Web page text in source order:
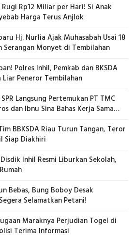
Rp12 Miliar per Hari! Si Anak
Harga Terus Anjlok
Hj. Nurlia Ajak Muhasabah Usai 18
Warga Jadi Korban Serangan Monyet di Tembilahan
Polres Inhil, Pemkab dan BKSDA
Peneror Tembilahan
Langsung Pertemukan PT TMC
dan Ibnu Sina Bahas Kerja Sama
BBKSDA Riau Turun Tangan, Teror
Siap Diakhiri
Inhil Resmi Liburkan Sekolah,
Bebas, Bung Boboy Desak
Selamatkan Petani!
Maraknya Perjudian Togel di
Terima Informasi